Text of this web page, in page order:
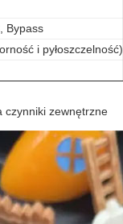
Bypass
i pyłoszczelność)
czynniki zewnętrzne